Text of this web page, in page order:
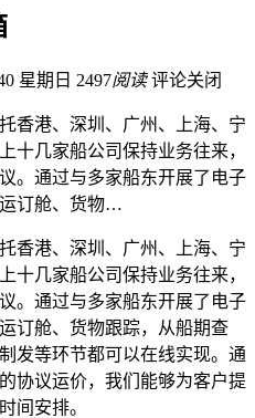
星期日 2497阅读 评论关闭
香港、深圳、广州、上海、宁
十几家船公司保持业务往来，
。通过与多家船东开展了电子
订舱、货物…
香港、深圳、广州、上海、宁
十几家船公司保持业务往来，
。通过与多家船东开展了电子
订舱、货物跟踪，从船期查
发等环节都可以在线实现。通
协议运价，我们能够为客户提
间安排。